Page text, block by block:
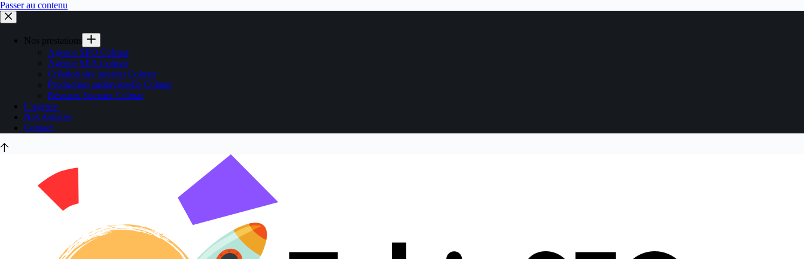
Passer au contenu
Nos prestations
Agence SEO Colmar
Agence SEA Colmar
Création site internet Colmar
Production audiovisuelle Colmar
Réseaux Sociaux Colmar
L’agence
Nos Astuces
Contact